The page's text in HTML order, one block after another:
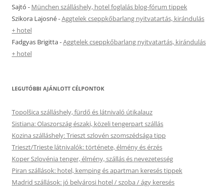
Sajtó - München szálláshely, hotel foglalás blog-fórum tippek
Szikora Lajosné-Aggtelek cseppkőbarlang nyitvatartás, kirándulás
+ hotel
Fadgyas Brigitta-Aggtelek cseppkőbarlang nyitvatartás, kirándulás
+ hotel
LEGUTÓBBI AJÁNLOTT CÉLPONTOK
Topolšica szálláshely, fürdő és látnivaló útikalauz
Sistiana: Olaszország északi, közeli tengerpart szállás
Kozina szálláshely: Trieszt szlovén szomszédsága tipp
Trieszt/Trieste látnivalók: története, élmény és érzés
Koper Szlovénia tenger, élmény, szállás és nevezetesség
Piran szállások: hotel, kemping és apartman keresés tippek
Madrid szállások: jó belvárosi hotel / szoba / ágy keresés